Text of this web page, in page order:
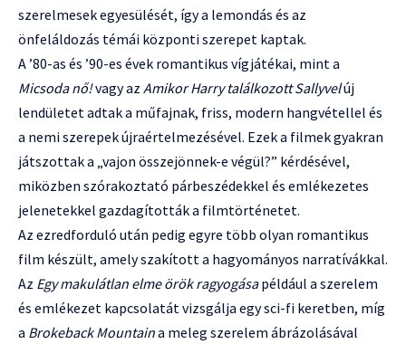
szerelmesek egyesülését, így a lemondás és az
önfeláldozás témái központi szerepet kaptak.
A ’80-as és ’90-es évek romantikus vígjátékai, mint a
Micsoda nő!vagy az Amikor Harry találkozott Sallyvelúj
lendületet adtak a műfajnak, friss, modern hangvétellel és
a nemi szerepek újraértelmezésével. Ezek a filmek gyakran
játszottak a „vajon összejönnek-e végül?” kérdésével,
miközben szórakoztató párbeszédekkel és emlékezetes
jelenetekkel gazdagították a filmtörténetet.
Az ezredforduló után pedig egyre több olyan romantikus
film készült, amely szakított a hagyományos narratívákkal.
Az Egy makulátlan elme örök ragyogásapéldául a szerelem
és emlékezet kapcsolatát vizsgálja egy sci-fi keretben, míg
a Brokeback Mountaina meleg szerelem ábrázolásával